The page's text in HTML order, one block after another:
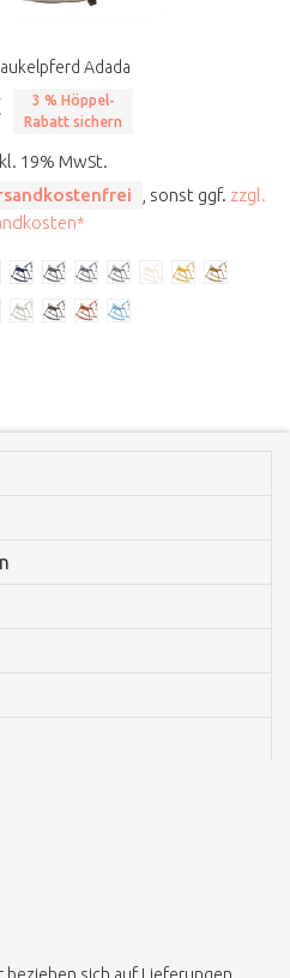
Adada
3 % Höppel-
Rabatt sichern
19% MwSt.
, sonst ggf. zzgl.